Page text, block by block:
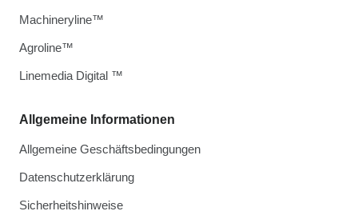
Allgemeine Informationen
Allgemeine Geschäftsbedingungen
Datenschutzerklärung
Sicherheitshinweise
Machineryline™
Agroline™
Linemedia Digital ™